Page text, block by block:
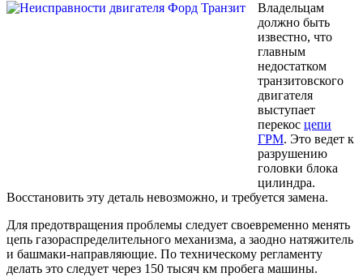
Владельцам
должно быть
известно, что
главным
недостатком
транзитовского
двигателя
выступает
перекос цепи
ГРМ. Это ведет к
разрушению
головки блока
цилиндра.
Восстановить эту деталь невозможно, и требуется замена.
Для предотвращения проблемы следует своевременно менять
цепь газораспределительного механизма, а заодно натяжитель
и башмаки-направляющие. По техническому регламенту
делать это следует через 150 тысяч км пробега машины.